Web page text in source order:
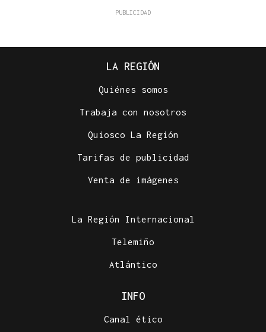
LA REGIÓN
Quiénes somos
Trabaja con nosotros
Quiosco La Región
Tarifas de publicidad
Venta de imágenes
La Región Internacional
Telemiño
Atlántico
INFO
Canal ético